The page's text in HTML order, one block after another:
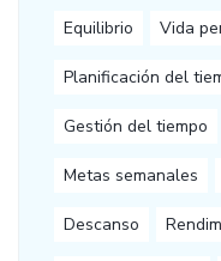
Equilibrio Vida
Planificación del
Gestión del tiempo
Metas semanales
Descanso